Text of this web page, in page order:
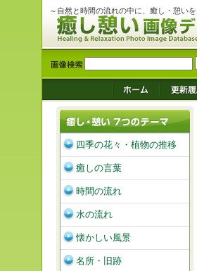
～自然と時間の流れの中に、癒し・憩い
四季の花々・植物の推移
癒しの言葉
時間の流れ
水の流れ
懐かしい風景
名所・旧跡